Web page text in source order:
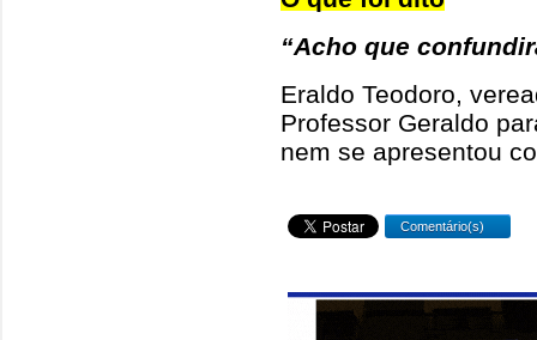
“Acho que
Eraldo Teodoro,
Professor Geraldo
nem se apresentou
Comentário(s)